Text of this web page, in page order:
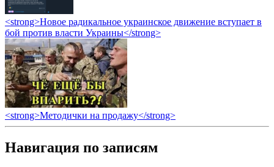
<strong>Новое радикальное украинское движение вступает в
бой против власти Украины</strong>
<strong>Методички на продажу</strong>
Навигация по записям